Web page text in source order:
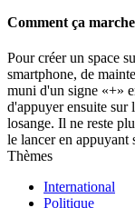
Comment ça marche
Pour créer un space
smartphone, de
muni d'un signe «+»
d'appuyer ensuite sur
losange. Il ne reste
le lancer en appuyant
Thèmes
International
Politique